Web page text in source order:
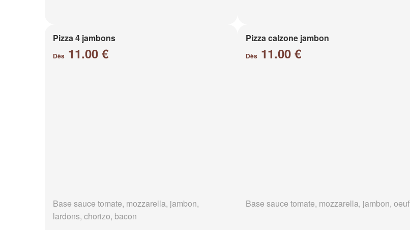
Pizza 4 jambons
Dès 11.00 €
Base sauce tomate, mozzarella, jambon,
lardons, chorizo, bacon
Pizza calzone jambon
Dès11.00 €
Base sauce tomate, mozzarella, jambon, oeuf